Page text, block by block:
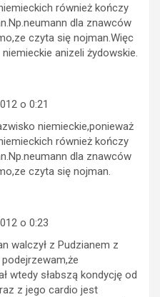
również kończy
dla znawców
czyta się nojman.Więc
anizeli żydowskie.
o 0:21
niemieckie,ponieważ
również kończy
dla znawców
czyta się nojman.
o 0:23
walczył z Pudzianem z
wtedy słabszą kondycję od
z jego cardio jest